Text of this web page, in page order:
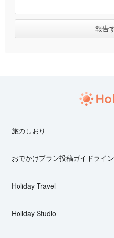
旅のしおり
おでかけプラン投稿ガイドライン
Holiday Travel
Holiday Studio